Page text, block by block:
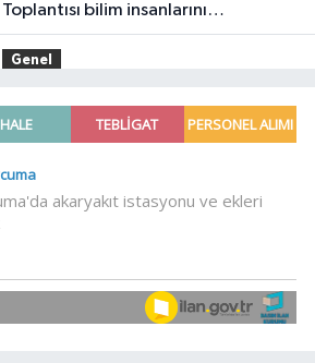
Toplantısı bilim insanlarını
buluşturdu
Genel
HİZMETE GİRDİ
13:30Nevşehir Kültür Yolu'nda